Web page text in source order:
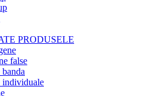
PRODUSELE
false
individuale